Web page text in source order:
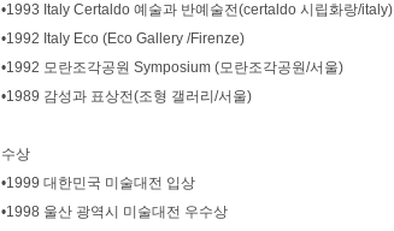
•1993 Italy Certaldo 예술과 반예술전(certaldo 시립화랑/italy)
•1992 Italy Eco (Eco Gallery /Firenze)
•1992 모란조각공원 Symposium (모란조각공원/서울)
•1989 감성과 표상전(조형 갤러리/서울)
수상
•1999 대한민국 미술대전 입상
•1998 울산 광역시 미술대전 우수상